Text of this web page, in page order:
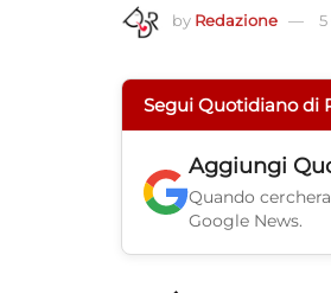
by Redazione
Segui Quotidiano di
Aggiungi
Quando
Google News.